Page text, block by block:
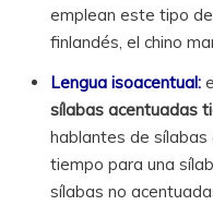
emplean este tipo
finlandés, el chino
Lengua isoacentual:
sílabas acentuadas
hablantes de sílabas
tiempo para una
sílabas no